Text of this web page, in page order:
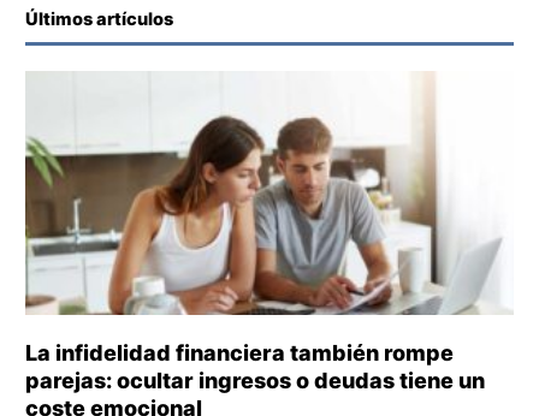
Últimos artículos
La infidelidad financiera también rompe
parejas: ocultar ingresos o deudas tiene un
coste emocional